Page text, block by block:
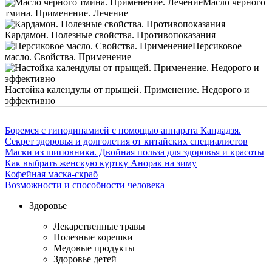
Масло черного
тмина. Применение. Лечение
Кардамон. Полезные свойства. Противопоказания
Персиковое
масло. Свойства. Применение
Настойка календулы от прыщей. Применение. Недорого и
эффективно
Боремся с гиподинамией с помощью аппарата Кандадзя.
Секрет здоровья и долголетия от китайских специалистов
Маски из шиповника. Двойная польза для здоровья и красоты
Как выбрать женскую куртку Анорак на зиму
Кофейная маска-скраб
Возможности и способности человека
Здоровье
Лекарственные травы
Полезные корешки
Медовые продукты
Здоровье детей